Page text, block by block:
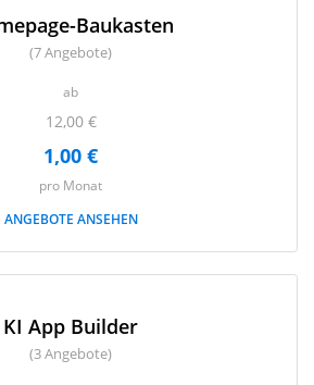
Baukasten
(7 Angebote)
ab
12,00 €
1,00 €
pro Monat
ANGEBOTE ANSEHEN
KI App Builder
(3 Angebote)